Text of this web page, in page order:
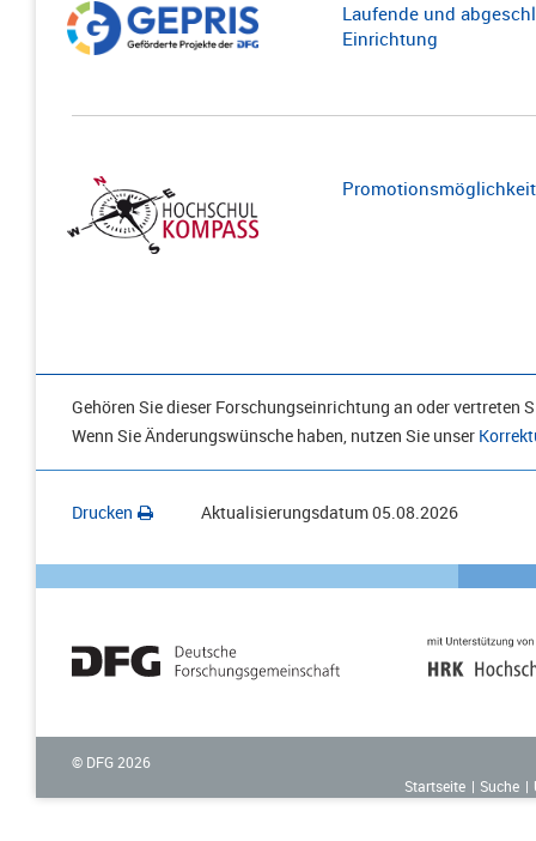
Laufende und
Einrichtung
Gehören Sie dieser Forschungseinrichtung an oder vertreten
Wenn Sie Änderungswünsche haben, nutzen Sie unser
Drucken Aktualisierungsdatum05.08.2026
© DFG 2026
Startseite
Suche